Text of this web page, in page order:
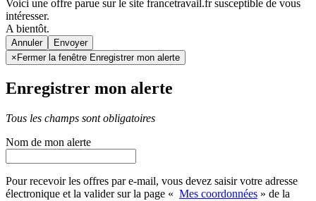
Voici une offre parue sur le site francetravail.fr susceptible de vous
intéresser.
A bientôt.
Annuler
× Fermer la fenêtre Enregistrer mon alerte
Enregistrer mon alerte
Tous les champs sont obligatoires
Nom de mon alerte
Pour recevoir les offres par e-mail, vous devez saisir votre adresse
électronique et la valider sur la page « Mes coordonnées » de la